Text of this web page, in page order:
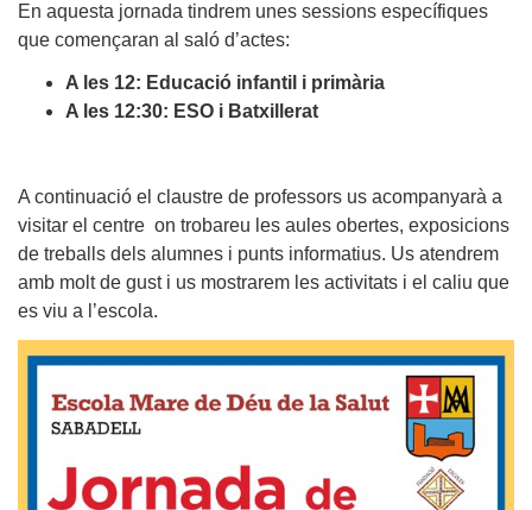
En aquesta jornada tindrem unes sessions específiques
que començaran al saló d’actes:
A les 12: Educació infantil i primària
A les 12:30: ESO i Batxillerat
A continuació el claustre de professors us acompanyarà a
visitar el centre on trobareu les aules obertes, exposicions
de treballs dels alumnes i punts informatius. Us atendrem
amb molt de gust i us mostrarem les activitats i el caliu que
es viu a l’escola.